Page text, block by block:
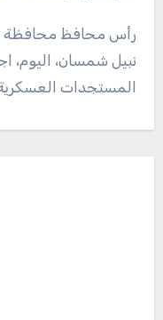
رأس محافظ محافظة تعز رئيس اللجنة الأمنية الأستاذ
نبيل شمسان، اليوم،
المستجدات